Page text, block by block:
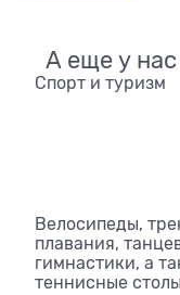
А еще у нас
Спорт и туризм
Велосипеды,
плавания,
гимнастики, а
теннисные